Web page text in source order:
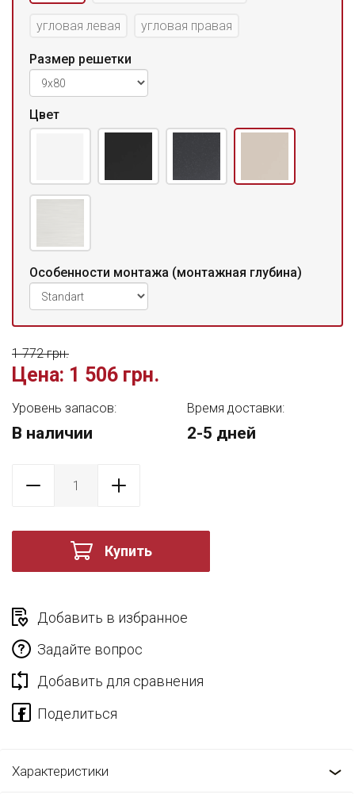
угловая левая угловая правая
Размер решетки
Цвет
Особенности монтажа (монтажная глубина)
Цена: 1 506 грн.
1 772 грн.
Уровень запасов:
В наличии
Время доставки:
2-5 дней
Купить
Добавить в избранное
Задайте вопрос
Добавить для сравнения
Характеристики